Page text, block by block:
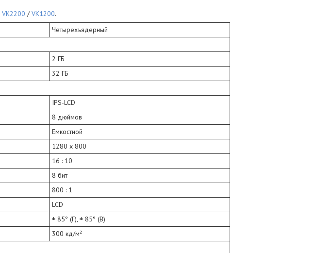
VK2200 /VK1200.
Четырехъядерный
2 ГБ
32 ГБ
IPS-LCD
8 дюймов
Емкостной
1280 x 800
16 : 10
8 бит
800 : 1
LCD
± 85° (Г), ± 85° (В)
300 кд/м²